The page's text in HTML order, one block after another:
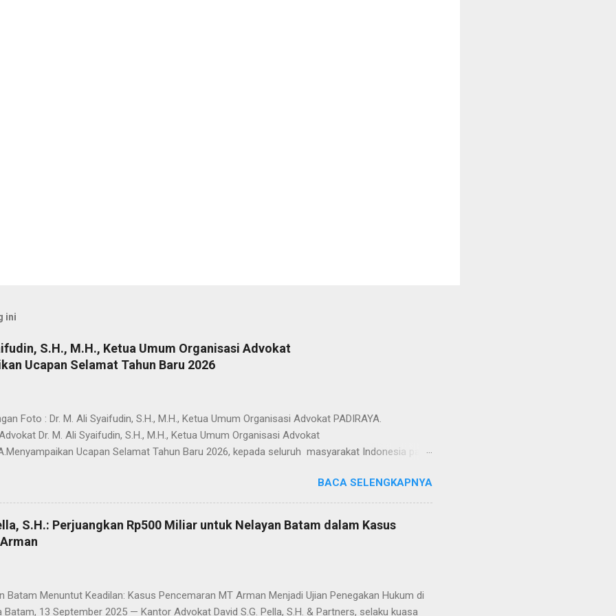
ini
S.H., M.H., Ketua Umum Organisasi Advokat
Ucapan Selamat Tahun Baru 2026
Foto : Dr. M. Ali Syaifudin, S.H., M.H., Ketua Umum Organisasi Advokat PADIRAYA.
Dr. M. Ali Syaifudin, S.H., M.H., Ketua Umum Organisasi Advokat
Ucapan Selamat Tahun Baru 2026, kepada seluruh masyarakat Indonesia pada
menyampaikan bahwa perayaan Natal dan pergantian tahun merupakan momentum penting
nilai-nilai kebersamaan, toleransi, serta semangat persatuan dalam kehidupan
dan bernegara. “Natal adalah momen penuh kasih dan kedamaian, sementara Tahun Baru
yang tepat untuk refleksi, pembaruan semangat, dan komitmen bersama dalam
BACA SELENGKAPNYA
S.H.: Perjuangkan Rp500 Miliar untuk Nelayan Batam dalam Kasus
Batam Menuntut Keadilan: Kasus Pencemaran MT Arman Menjadi Ujian Penegakan Hukum di
Batam, 13 September 2025 — Kantor Advokat David S.G. Pella, S.H. & Partners, selaku kuasa